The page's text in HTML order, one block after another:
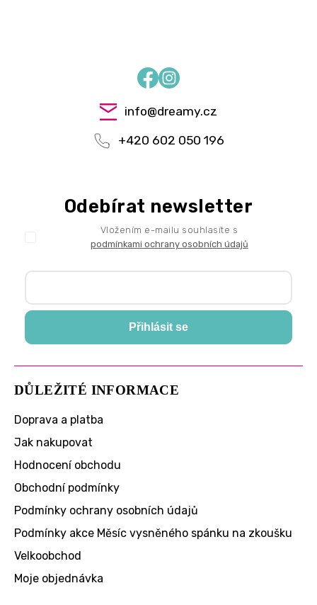
FacebookInstagram
info@dreamy.cz
+420 602 050 196
DŮLEŽITÉ INFORMACE
Doprava a platba
Jak nakupovat
Hodnocení obchodu
Obchodní podmínky
Podmínky ochrany osobních údajů
Podmínky akce Měsíc vysněného spánku na zkoušku
Velkoobchod
Moje objednávka
Odebírat newsletter
Vložením e-mailu souhlasíte s
podmínkami ochrany osobních údajů
Přihlásit se